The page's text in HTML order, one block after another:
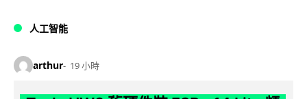
人工智能
arthur 19 小時